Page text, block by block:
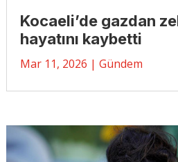
Kocaeli’de gazdan
hayatını kaybetti
Mar 11, 2026 | Gündem